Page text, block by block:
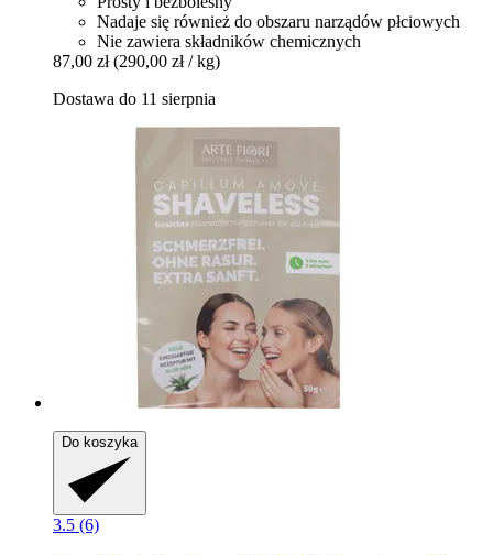
Nadaje się również do obszaru narządów płciowych
Nie zawiera składników chemicznych
87,00 zł (290,00 zł / kg)
Dostawa do 11 sierpnia
Do koszyka
3.5 (6)